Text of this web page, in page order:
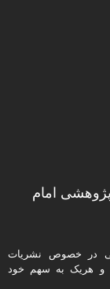
امام
در خصوص نشریات
و هریک به سهم خود